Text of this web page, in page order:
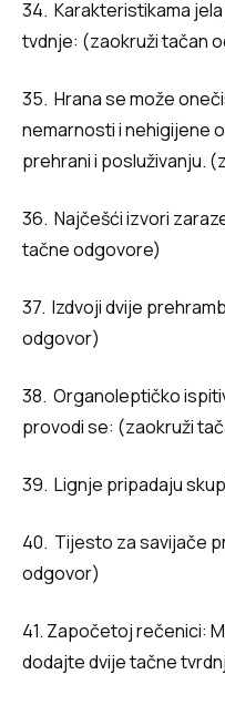
34. Karakteristikama
tvdnje: (zaokruži tačan
35. Hrana se može
nemarnosti i nehigijene
prehrani i posluživanju.
36. Najčešći izvori
tačne odgovore)
37. Izdvoji dvije
odgovor)
38. Organoleptičko
provodi se: (zaokruži
39. Lignje pripadaju
40. Tijesto za savijače
odgovor)
41. Započetoj rečenici:
dodajte dvije tačne